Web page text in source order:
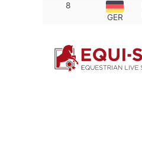
8
GER